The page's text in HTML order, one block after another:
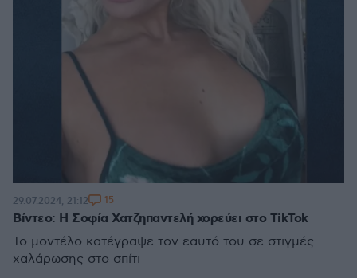
Βίντεο: Η Σοφία Χατζηπαντελή χορεύει στο TikTok
Το μοντέλο κατέγραψε τον εαυτό του σε στιγμές
χαλάρωσης στο σπίτι
29.07.2024, 21:12 15